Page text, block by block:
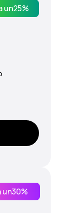
un25%
un30%